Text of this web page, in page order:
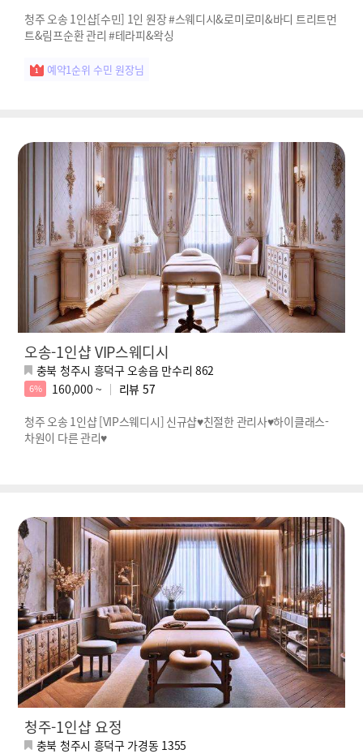
청주 오송 1인샵[수민] 1인 원장 #스웨디시&로미로미&바디 트리트먼
트&림프순환 관리 #테라피&왁싱
예약1순위 수민 원장님
오송-1인샵 VIP스웨디시
충북 청주시 흥덕구 오송읍 만수리 862
6% 160,000 ~ 리뷰 57
청주 오송 1인샵 [VIP스웨디시] 신규샵♥친절한 관리사♥하이클래스-
차원이 다른 관리♥
청주-1인샵 요정
충북 청주시 흥덕구 가경동 1355